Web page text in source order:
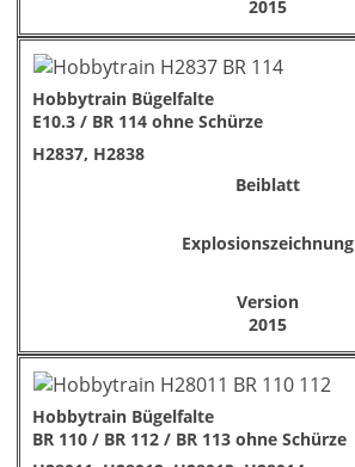
2015
Hobbytrain Bügelfalte
E10.3 / BR 114 ohne Schürze
H2837, H2838
Beiblatt
Explosionszeichnung
Version
2015
Hobbytrain Bügelfalte
BR 110 / BR 112 / BR 113 ohne Schürze